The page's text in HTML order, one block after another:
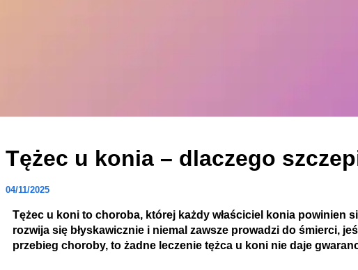
Tężec u konia – dlaczego
04/11/2025
Tężec u koni to choroba, której każdy właściciel konia powinien
rozwija się błyskawicznie i niemal zawsze prowadzi do śmierci,
przebieg choroby, to żadne leczenie tężca u koni nie daje